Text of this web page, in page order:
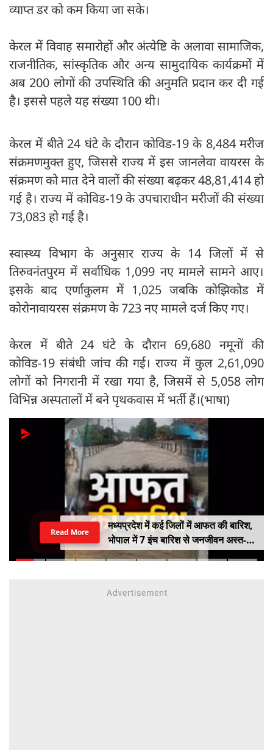
व्याप्त डर को कम किया जा सके।
केरल में विवाह समारोहों और अंत्‍येष्टि के अलावा सामाजिक,
राजनीतिक, सांस्कृतिक और अन्य सामुदायिक कार्यक्रमों में
अब 200 लोगों की उपस्थिति की अनुमति प्रदान कर दी गई
है। इससे पहले यह संख्या 100 थी।
केरल में बीते 24 घंटे के दौरान कोविड-19 के 8,484 मरीज
संक्रमणमुक्त हुए, जिससे राज्य में इस जानलेवा वायरस के
संक्रमण को मात देने वालों की संख्या बढ़कर 48,81,414 हो
गई है। राज्य में कोविड-19 के उपचाराधीन मरीजों की संख्या
73,083 हो गई है।
स्वास्थ्य विभाग के अनुसार राज्य के 14 जिलों में से
तिरुवनंतपुरम में सर्वाधिक 1,099 नए मामले सामने आए।
इसके बाद एर्णाकुलम में 1,025 जबकि कोझिकोड में
कोरोनावायरस संक्रमण के 723 नए मामले दर्ज किए गए।
केरल में बीते 24 घंटे के दौरान 69,680 नमूनों की
कोविड-19 संबंधी जांच की गई। राज्य में कुल 2,61,090
लोगों को निगरानी में रखा गया है, जिसमें से 5,058 लोग
विभिन्न अस्पतालों में बने पृथकवास में भर्ती हैं।(भाषा)
मध्यप्रदेश में कई जिलों में आफत की बारिश,
भोपाल में 7 इंच बारिश से जनजीवन अस्त-
व्यस्त, कई जिलों में नदी-नाले उफान पर,
Read More